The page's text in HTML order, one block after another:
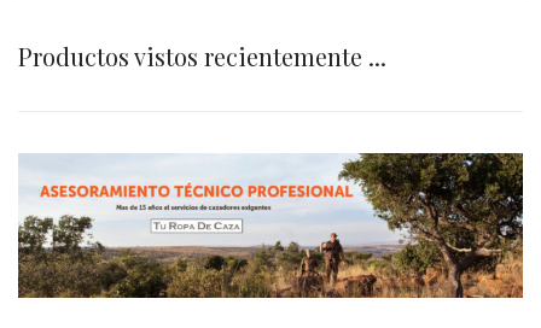
Productos vistos recientemente ...